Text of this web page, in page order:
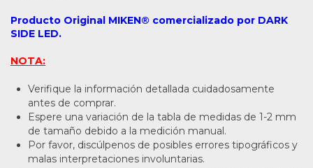
Producto Original MIKEN® comercializado por DARK
SIDE LED.
NOTA:
Verifique la información detallada cuidadosamente
antes de comprar.
Espere una variación de la tabla de medidas de 1-2 mm
de tamaño debido a la medición manual.
Por favor, discúlpenos de posibles errores tipográficos y
malas interpretaciones involuntarias.